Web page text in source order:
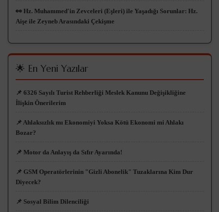
👀 Hz. Muhammed'in Zevceleri (Eşleri) ile Yaşadığı Sorunlar: Hz.
Aişe ile Zeyneb Arasındaki Çekişme
🌟 En Yeni Yazılar
📌 6326 Sayılı Turist Rehberliği Meslek Kanunu Değişikliğine
İlişkin Önerilerim
📌 Ahlaksızlık mı Ekonomiyi Yoksa Kötü Ekonomi mi Ahlakı
Bozar?
📌 Motor da Anlayış da Sıfır Ayarında!
📌 GSM Operatörlerinin "Gizli Abonelik" Tuzaklarına Kim Dur
Diyecek?
📌 Sosyal Bilim Dilenciliği